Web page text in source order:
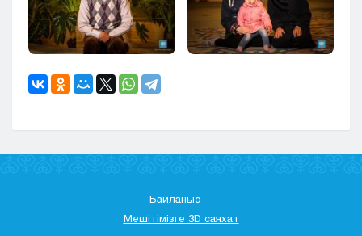
Байланыс
Мешітімізге 3D саяхат